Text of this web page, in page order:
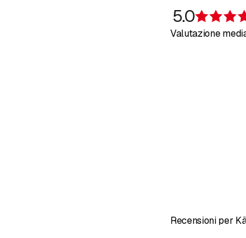
architetti,
fornire idee
5.0
Valutazione
Recensioni per